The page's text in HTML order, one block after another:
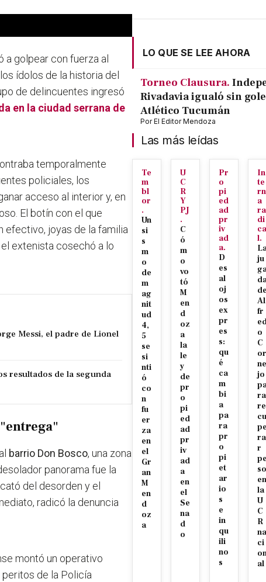
a golpear con fuerza al
ídolos de la historia del
de delincuentes ingresó
en la ciudad serrana de
temporalmente
policiales, los
acceso al interior y, en
El botín con el que
efectivo, joyas de la familia
extenista cosechó a lo
Messi, el padre de Lionel
resultados de la segunda
barrio Don Bosco, una zona
panorama fue la
del desorden y el
radicó la denuncia
montó un operativo
de la Policía
LO QUE SE LEE AHORA
Torneo Clausura.
Rivadavia igualó sin
Atlético Tucumán
PorEl Editor Mendoza
Las más leídas
Te
m
bl
or
.
Un
si
s
m
o
de
m
ag
nit
ud
4,
5
se
si
nti
ó
co
n
fu
er
za
en
el
Gr
an
M
en
d
oz
a
U
C
R
Y
PJ
.
C
ó
m
o
vo
tó
M
en
d
oz
a
la
le
y
de
pr
o
pi
ed
ad
pr
iv
ad
a
en
el
Se
na
d
o
Pr
o
pi
ed
ad
pr
iv
ad
a.
D
es
al
oj
os
ex
pr
es
s:
qu
é
ca
m
bi
a
pa
ra
pr
o
pi
et
ar
io
s
e
in
qu
ili
no
s
In
te
rn
a
ra
di
ca
l.
ju
de
Al
fr
o
C
or
ne
jo
ra
re
cu
pe
ra
r
pe
so
en
la
U
C
R
na
ci
al